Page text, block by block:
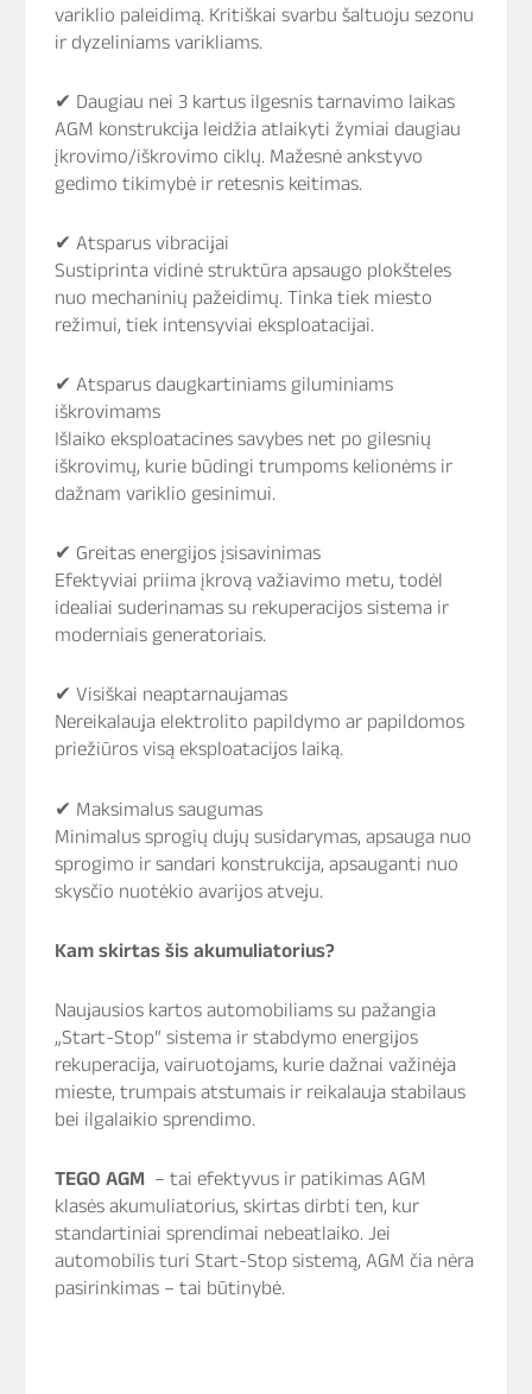
variklio paleidimą. Kritiškai svarbu šaltuoju sezonu
ir dyzeliniams varikliams.
✔ Daugiau nei 3 kartus ilgesnis tarnavimo laikas
AGM konstrukcija leidžia atlaikyti žymiai daugiau
įkrovimo/iškrovimo ciklų. Mažesnė ankstyvo
gedimo tikimybė ir retesnis keitimas.
✔ Atsparus vibracijai
Sustiprinta vidinė struktūra apsaugo plokšteles
nuo mechaninių pažeidimų. Tinka tiek miesto
režimui, tiek intensyviai eksploatacijai.
✔ Atsparus daugkartiniams giluminiams
iškrovimams
Išlaiko eksploatacines savybes net po gilesnių
iškrovimų, kurie būdingi trumpoms kelionėms ir
dažnam variklio gesinimui.
✔ Greitas energijos įsisavinimas
Efektyviai priima įkrovą važiavimo metu, todėl
idealiai suderinamas su rekuperacijos sistema ir
moderniais generatoriais.
✔ Visiškai neaptarnaujamas
Nereikalauja elektrolito papildymo ar papildomos
priežiūros visą eksploatacijos laiką.
✔ Maksimalus saugumas
Minimalus sprogių dujų susidarymas, apsauga nuo
sprogimo ir sandari konstrukcija, apsauganti nuo
skysčio nuotėkio avarijos atveju.
Kam skirtas šis akumuliatorius?
Naujausios kartos automobiliams su pažangia
„Start-Stop“ sistema ir stabdymo energijos
rekuperacija, vairuotojams, kurie dažnai važinėja
mieste, trumpais atstumais ir reikalauja stabilaus
bei ilgalaikio sprendimo.
TEGO AGM – tai efektyvus ir patikimas AGM
klasės akumuliatorius, skirtas dirbti ten, kur
standartiniai sprendimai nebeatlaiko. Jei
automobilis turi Start-Stop sistemą, AGM čia nėra
pasirinkimas – tai būtinybė.